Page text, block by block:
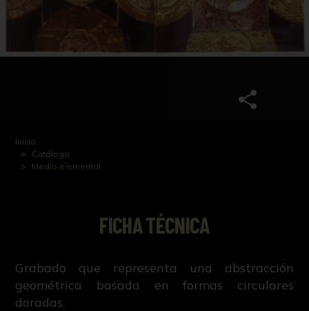
Inicio
Catálogo
Medio elemental
FICHA TÉCNICA
Grabado que representa una abstracción
geométrica basada en formas circulares
doradas.